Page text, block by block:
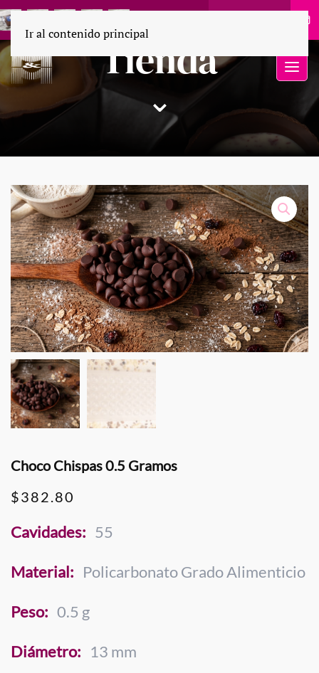
Tienda
⌄
Ir al contenido principal
Choco Chispas 0.5 Gramos
$382.80
Cavidades: 55
Material: Policarbonato Grado Alimenticio
Peso: 0.5 g
Diámetro: 13 mm